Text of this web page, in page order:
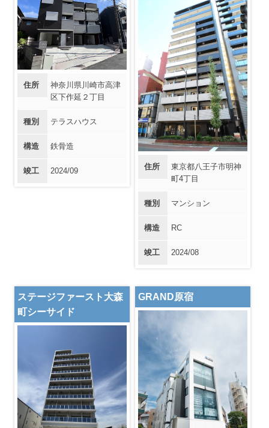
住所
神奈川県川崎市高津
区下作延２丁目
種別 テラスハウス
構造 鉄骨造
竣工 2024/09 住所
東京都八王子市明神
町4丁目
種別 マンション
構造 RC
竣工 2024/08
ステージファースト大森
町シーサイド
GRAND原宿